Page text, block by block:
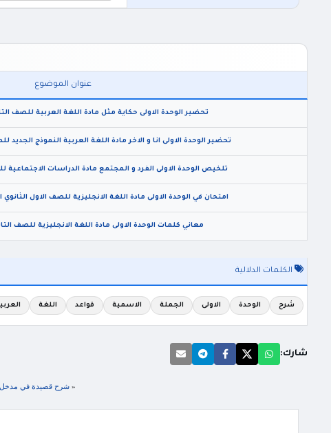
عنوان الموضوع
تحضير الوحدة الاولى حكاية مثل مادة اللغة العربية للصف
تحضير الوحدة الاولى انا و الاخر مادة اللغة العربية النموذج الجديد
تلخيص الوحدة الاولى الفرد و المجتمع مادة الدراسات الاجتماعية
امتحان في الوحدة الاولى مادة اللغة الانجليزية للصف الاول الثانوي الفصل الاول
معاني كلمات الوحدة الاولى مادة اللغة الانجليزية للصف
الكلمات الدلالية
شرح الوحدة الاولى الجملة الاسمية قواعد اللغة
شارك:
« شرح قصيدة في مدخل